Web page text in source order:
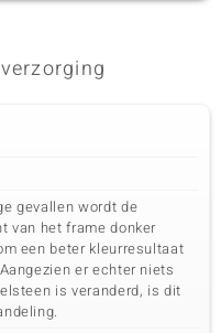
gevallen wordt de
van het frame donker
een beter kleurresultaat
er echter niets
is veranderd, is dit